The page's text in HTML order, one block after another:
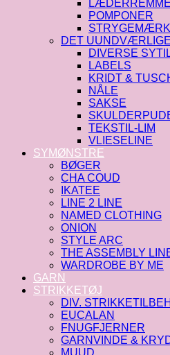
LÆDERREMME
POMPONER
DET UUNDVÆRLIGE
DIVERSE
LABELS
KRIDT &
NÅLE
SAKSE
TEKSTIL-LIM
VLIESELINE
SYMØNSTRE
BØGER
CHA COUD
IKATEE
LINE 2 LINE
NAMED CLOTHING
ONION
STYLE ARC
THE ASSEMBLY
WARDROBE BY ME
GARN
STRIKKETØJ
DIV.
EUCALAN
FNUGFJERNER
GARNVINDE &
MUUD